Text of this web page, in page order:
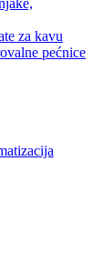
za kavu
pećnice